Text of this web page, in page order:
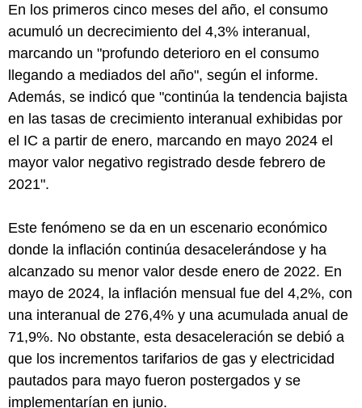
En los primeros cinco meses del año, el consumo
acumuló un decrecimiento del 4,3% interanual,
marcando un "profundo deterioro en el consumo
llegando a mediados del año", según el informe.
Además, se indicó que "continúa la tendencia bajista
en las tasas de crecimiento interanual exhibidas por
el IC a partir de enero, marcando en mayo 2024 el
mayor valor negativo registrado desde febrero de
2021".
Este fenómeno se da en un escenario económico
donde la inflación continúa desacelerándose y ha
alcanzado su menor valor desde enero de 2022. En
mayo de 2024, la inflación mensual fue del 4,2%, con
una interanual de 276,4% y una acumulada anual de
71,9%. No obstante, esta desaceleración se debió a
que los incrementos tarifarios de gas y electricidad
pautados para mayo fueron postergados y se
implementarían en junio.